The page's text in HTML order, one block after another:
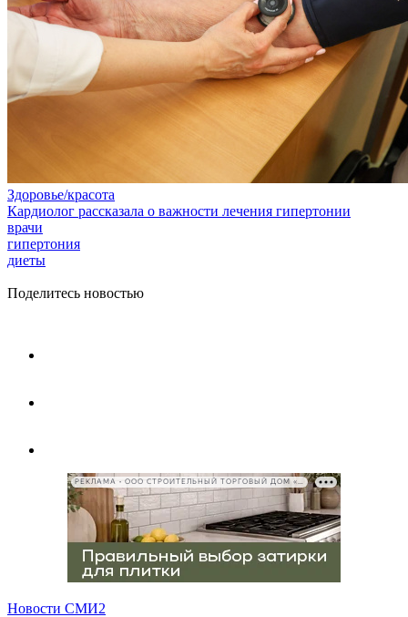
Здоровье/красота
Кардиолог рассказала о важности лечения гипертонии
врачи
гипертония
диеты
Поделитесь новостью
РЕКЛАМА • ООО СТРОИТЕЛЬНЫЙ ТОРГОВЫЙ ДОМ «ПЕТРОВИЧ», ИНН 7802348846
Новости СМИ2